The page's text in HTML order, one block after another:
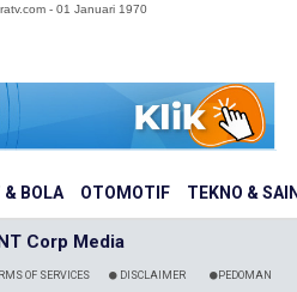
& BOLA OTOMOTIF TEKNO &
- 01 Januari 1970
Corp Media
OF SERVICES DISCLAIMER PEDOMAN